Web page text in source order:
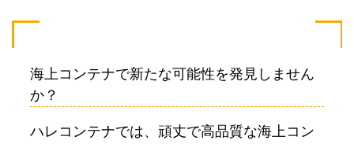
海上コンテナで新たな可能性を発見しません
か？
ハレコンテナでは、頑丈で高品質な海上コン